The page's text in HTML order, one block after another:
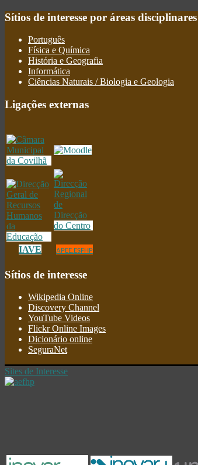
Sítios de interesse por áreas disciplinares
Português
Física e Química
História e Geografia
Informática
Ciências Naturais / Biologia e Geologia
Ligações externas
IAVE APEE.ESFHP
Sítios de interesse
Wikipedia Online
Discovery Channel
YouTube Videos
Flickr Online Images
Dicionário online
SeguraNet
Sites de Interesse